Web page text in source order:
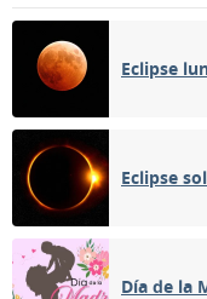
Eclipse
Eclipse
Día de la